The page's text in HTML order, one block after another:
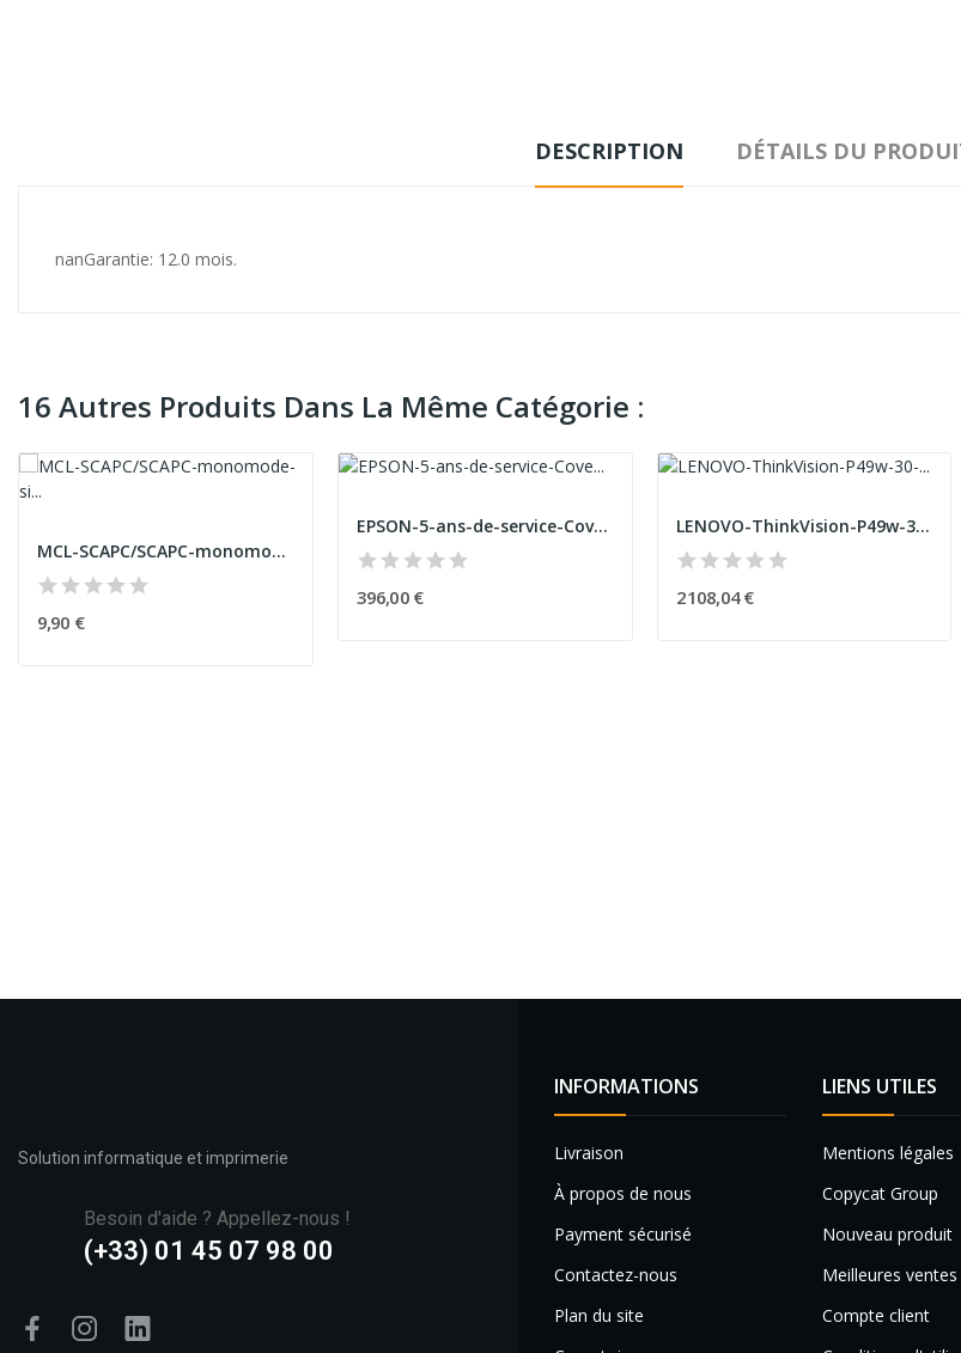
DESCRIPTION DÉTAILS DU
nanGarantie: 12.0 mois.
16 Autres Produits Dans La Même Catégorie :
MCL-SCAPC/SCAPC-monomode-simplex-optical-fiber-...
9,90 €
EPSON-5-ans-de-service-CoverPlus-sur-site-pour-...
396,00 €
LENOVO-ThinkVision-P49w-30-49p-IPS-5120x1440-32...
2 108,04 €
Solution informatique et imprimerie
Besoin d'aide ? Appellez-nous !
(+33) 01 45 07 98 00
INFORMATIONS
Livraison
À propos de nous
Payment sécurisé
Contactez-nous
Plan du site
LIENS UTILES
Mentions légales
Copycat Group
Nouveau produit
Meilleures ventes
Compte client